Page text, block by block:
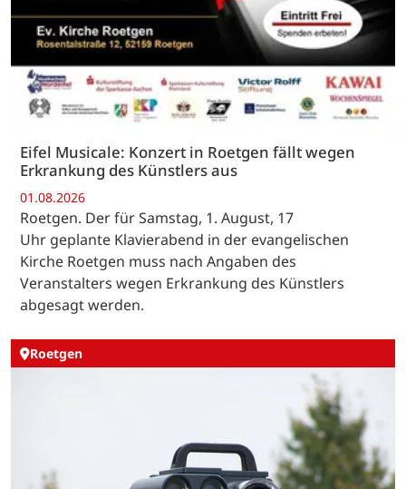
Eifel Musicale: Konzert in Roetgen fällt wegen
Erkrankung des Künstlers aus
01.08.2026
Roetgen. Der für Samstag, 1. August, 17
Uhr geplante Klavierabend in der evangelischen
Kirche Roetgen muss nach Angaben des
Veranstalters wegen Erkrankung des Künstlers
abgesagt werden.
Roetgen